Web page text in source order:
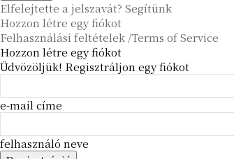
Elfelejtette a jelszavát? Segítünk
Hozzon létre egy fiókot
Felhasználási feltételek /Terms of Service
Hozzon létre egy fiókot
Üdvözöljük! Regisztráljon egy fiókot
e-mail címe
felhasználó neve